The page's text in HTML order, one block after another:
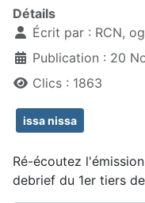
Détails
Écrit par : RCN,
Publication : 20
Clics : 1863
issa nissa
Ré-écoutez
debrief du 1er tiers